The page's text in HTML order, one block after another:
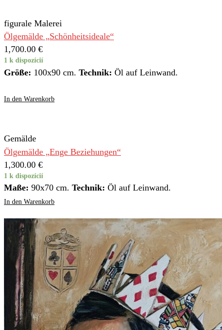
figurale Malerei
Ölgemälde „Schönheitsideale“
1,700.00 €
1 k dispozícií
Größe: 100x90 cm. Technik: Öl auf Leinwand.
In den Warenkorb
Gemälde
Ölgemälde „Enge Beziehungen“
1,300.00 €
1 k dispozícií
Maße: 90x70 cm. Technik: Öl auf Leinwand.
In den Warenkorb